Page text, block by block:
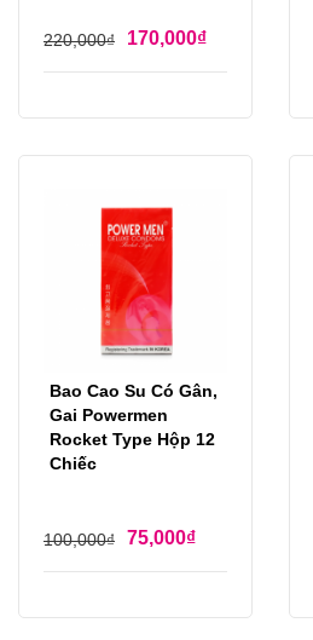
220,000₫ 170,000₫
Bao Cao Su Có Gân,
Gai Powermen
Rocket Type Hộp 12
Chiếc
100,000₫ 75,000₫